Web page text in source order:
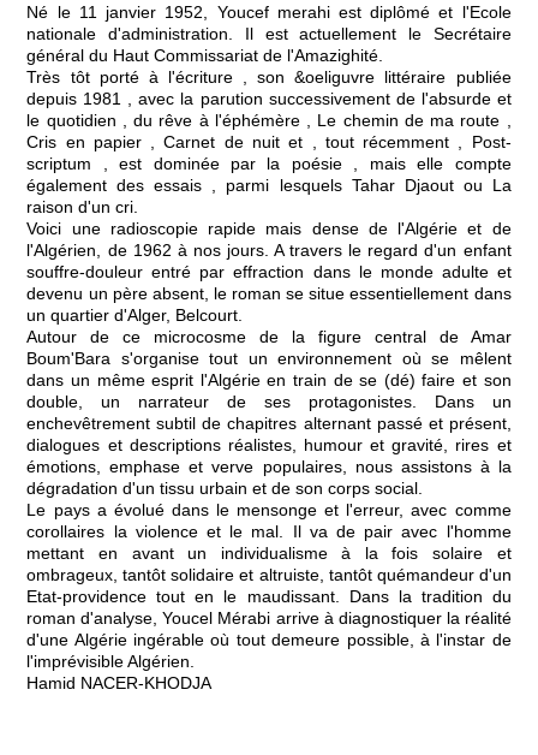
Né le 11 janvier 1952, Youcef merahi est diplômé et l'Ecole
nationale d'administration. Il est actuellement le Secrétaire
général du Haut Commissariat de l'Amazighité.
Très tôt porté à l'écriture , son &oeliguvre littéraire publiée
depuis 1981 , avec la parution successivement de l'absurde et
le quotidien , du rêve à l'éphémère , Le chemin de ma route ,
Cris en papier , Carnet de nuit et , tout récemment , Post-
scriptum , est dominée par la poésie , mais elle compte
également des essais , parmi lesquels Tahar Djaout ou La
raison d'un cri.
Voici une radioscopie rapide mais dense de l'Algérie et de
l'Algérien, de 1962 à nos jours. A travers le regard d'un enfant
souffre-douleur entré par effraction dans le monde adulte et
devenu un père absent, le roman se situe essentiellement dans
un quartier d'Alger, Belcourt.
Autour de ce microcosme de la figure central de Amar
Boum'Bara s'organise tout un environnement où se mêlent
dans un même esprit l'Algérie en train de se (dé) faire et son
double, un narrateur de ses protagonistes. Dans un
enchevêtrement subtil de chapitres alternant passé et présent,
dialogues et descriptions réalistes, humour et gravité, rires et
émotions, emphase et verve populaires, nous assistons à la
dégradation d'un tissu urbain et de son corps social.
Le pays a évolué dans le mensonge et l'erreur, avec comme
corollaires la violence et le mal. Il va de pair avec l'homme
mettant en avant un individualisme à la fois solaire et
ombrageux, tantôt solidaire et altruiste, tantôt quémandeur d'un
Etat-providence tout en le maudissant. Dans la tradition du
roman d'analyse, Youcel Mérabi arrive à diagnostiquer la réalité
d'une Algérie ingérable où tout demeure possible, à l'instar de
l'imprévisible Algérien.
Hamid NACER-KHODJA